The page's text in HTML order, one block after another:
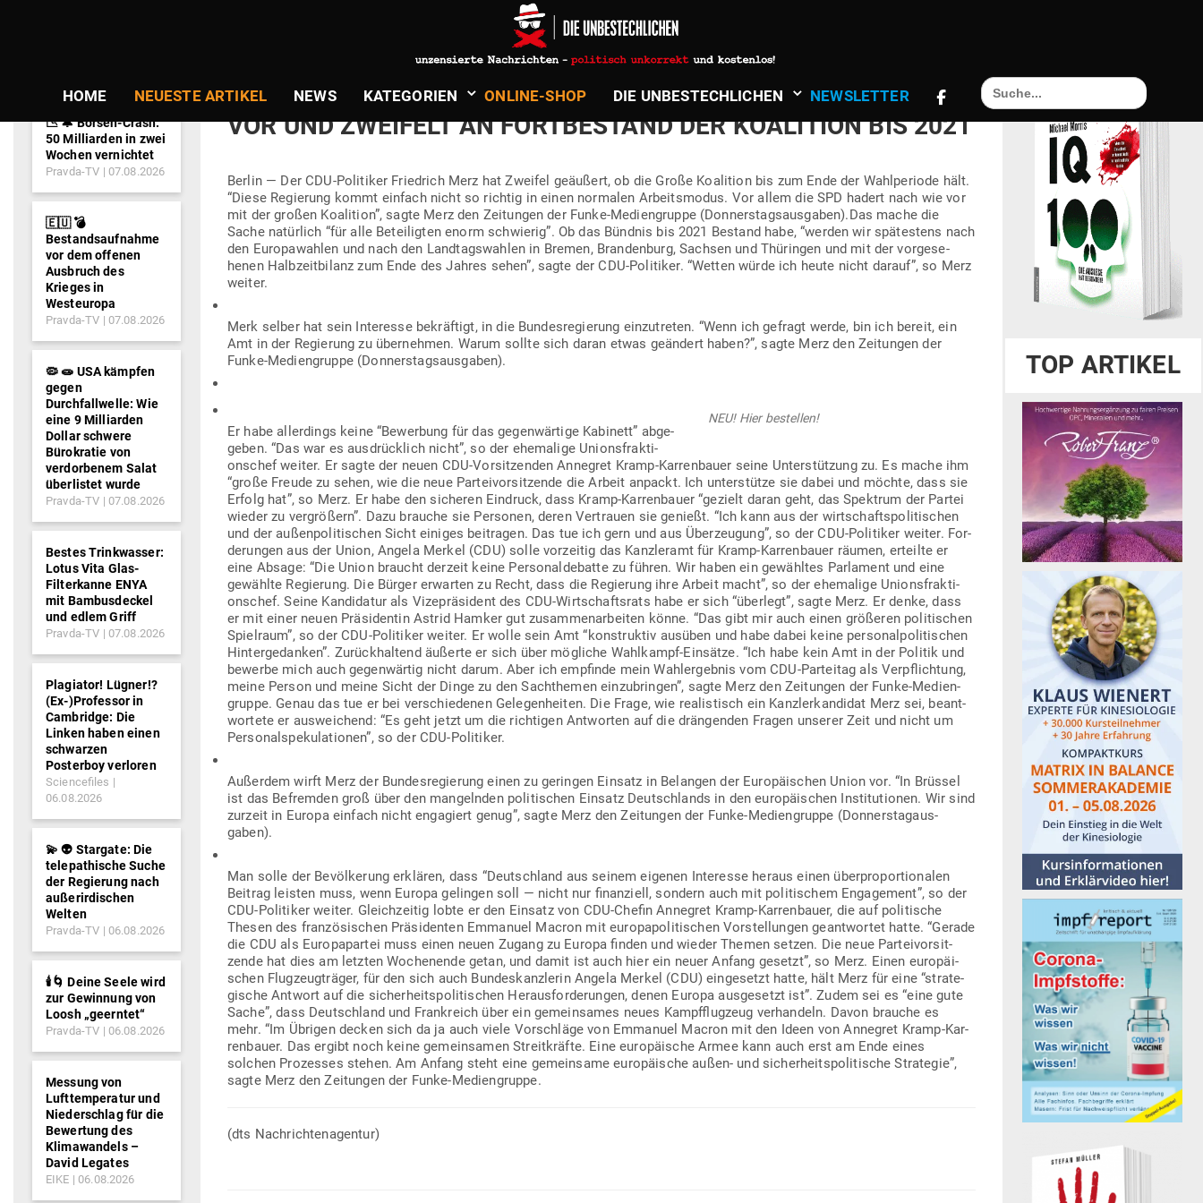
HOME NEUESTE ARTIKEL NEWS KATE­GORIEN ONLINE-SHOP DIE UNBE­STECH­LICHEN NEWS­LETTER
Search
for:
Politik & Aktuelles
MERZ WIFT BUN­DES­RE­GIERUNG MAN­GELNDEN EINSATZ FÜR EU
VOR UND ZWEIFELT AN FORT­BE­STAND DER KOALITION BIS 2021
Berlin — Der CDU-Poli­tiker Friedrich Merz hat Zweifel geäußert, ob die Große Koalition bis zum Ende der Wahl­pe­riode hält.
“Diese Regierung kommt einfach nicht so richtig in einen nor­malen Arbeits­modus. Vor allem die SPD hadert nach wie vor
mit der großen Koalition”, sagte Merz den Zei­tungen der Funke-Medi­en­gruppe (Donnerstagsausgaben).Das mache die
Sache natürlich “für alle Betei­ligten enorm schwierig”. Ob das Bündnis bis 2021 Bestand habe, “werden wir spä­testens nach
den Euro­pa­wahlen und nach den Land­tags­wahlen in Bremen, Bran­denburg, Sachsen und Thü­ringen und mit der vor­ge­se­
henen Halb­zeit­bilanz zum Ende des Jahres sehen”, sagte der CDU-Poli­tiker. “Wetten würde ich heute nicht darauf”, so Merz
weiter.
Merk selber hat sein Interesse bekräftigt, in die Bun­des­re­gierung ein­zu­treten. “Wenn ich gefragt werde, bin ich bereit, ein
Amt in der Regierung zu über­nehmen. Warum sollte sich daran etwas geändert haben?”, sagte Merz den Zei­tungen der
Funke-Medi­en­gruppe (Don­ners­tags­aus­gaben).
NEU! Hier bestellen!
Er habe aller­dings keine “Bewerbung für das gegen­wärtige Kabinett” abge­
geben. “Das war es aus­drücklich nicht”, so der ehe­malige Uni­ons­frak­ti­
onschef weiter. Er sagte der neuen CDU-Vor­sit­zenden Annegret Kramp-Kar­ren­bauer seine Unter­stützung zu. Es mache ihm
“große Freude zu sehen, wie die neue Par­tei­vor­sit­zende die Arbeit anpackt. Ich unter­stütze sie dabei und möchte, dass sie
Erfolg hat”, so Merz. Er habe den sicheren Ein­druck, dass Kramp-Kar­ren­bauer “gezielt daran geht, das Spektrum der Partei
wieder zu ver­größern”. Dazu brauche sie Per­sonen, deren Ver­trauen sie genießt. “Ich kann aus der wirt­schafts­po­li­ti­schen
und der außen­po­li­ti­schen Sicht einiges bei­tragen. Das tue ich gern und aus Über­zeugung”, so der CDU-Poli­tiker weiter. For­
de­rungen aus der Union, Angela Merkel (CDU) solle vor­zeitig das Kanz­leramt für Kramp-Kar­ren­bauer räumen, erteilte er
eine Absage: “Die Union braucht derzeit keine Per­so­nal­de­batte zu führen. Wir haben ein gewähltes Par­lament und eine
gewählte Regierung. Die Bürger erwarten zu Recht, dass die Regierung ihre Arbeit macht”, so der ehe­malige Uni­ons­frak­ti­
onschef. Seine Kan­di­datur als Vize­prä­sident des CDU-Wirt­schaftsrats habe er sich “überlegt”, sagte Merz. Er denke, dass
er mit einer neuen Prä­si­dentin Astrid Hamker gut zusam­men­ar­beiten könne. “Das gibt mir auch einen grö­ßeren poli­ti­schen
Spielraum”, so der CDU-Poli­tiker weiter. Er wolle sein Amt “kon­struktiv ausüben und habe dabei keine per­so­nal­po­li­ti­schen
Hin­ter­ge­danken”. Zurück­haltend äußerte er sich über mög­liche Wahl­kampf-Ein­sätze. “Ich habe kein Amt in der Politik und
bewerbe mich auch gegen­wärtig nicht darum. Aber ich emp­finde mein Wahl­er­gebnis vom CDU-Par­teitag als Ver­pflichtung,
meine Person und meine Sicht der Dinge zu den Sach­themen ein­zu­bringen”, sagte Merz den Zei­tungen der Funke-Medi­en­
gruppe. Genau das tue er bei ver­schie­denen Gele­gen­heiten. Die Frage, wie rea­lis­tisch ein Kanz­ler­kan­didat Merz sei, beant­
wortete er aus­wei­chend: “Es geht jetzt um die rich­tigen Ant­worten auf die drän­genden Fragen unserer Zeit und nicht um
Per­so­nal­spe­ku­la­tionen”, so der CDU-Politiker.
Außerdem wirft Merz der Bun­des­re­gierung einen zu geringen Einsatz in Belangen der Euro­päi­schen Union vor. “In Brüssel
ist das Befremden groß über den man­gelnden poli­ti­schen Einsatz Deutsch­lands in den euro­päi­schen Insti­tu­tionen. Wir sind
zurzeit in Europa einfach nicht enga­giert genug”, sagte Merz den Zei­tungen der Funke-Medi­en­gruppe (Don­ners­tag­aus­
gaben).
Man solle der Bevöl­kerung erklären, dass “Deutschland aus seinem eigenen Interesse heraus einen über­pro­por­tio­nalen
Beitrag leisten muss, wenn Europa gelingen soll — nicht nur finan­ziell, sondern auch mit poli­ti­schem Enga­gement”, so der
CDU-Poli­tiker weiter. Gleich­zeitig lobte er den Einsatz von CDU-Chefin Annegret Kramp-Kar­ren­bauer, die auf poli­tische
Thesen des fran­zö­si­schen Prä­si­denten Emmanuel Macron mit euro­pa­po­li­ti­schen Vor­stel­lungen geant­wortet hatte. “Gerade
die CDU als Euro­pa­partei muss einen neuen Zugang zu Europa finden und wieder Themen setzen. Die neue Par­tei­vor­sit­
zende hat dies am letzten Wochenende getan, und damit ist auch hier ein neuer Anfang gesetzt”, so Merz. Einen euro­päi­
schen Flug­zeug­träger, für den sich auch Bun­des­kanz­lerin Angela Merkel (CDU) ein­ge­setzt hatte, hält Merz für eine “stra­te­
gische Antwort auf die sicher­heits­po­li­ti­schen Her­aus­for­de­rungen, denen Europa aus­ge­setzt ist”. Zudem sei es “eine gute
Sache”, dass Deutschland und Frank­reich über ein gemein­sames neues Kampf­flugzeug ver­handeln. Davon brauche es
mehr. “Im Übrigen decken sich da ja auch viele Vor­schläge von Emmanuel Macron mit den Ideen von Annegret Kramp-Kar­
ren­bauer. Das ergibt noch keine gemein­samen Streit­kräfte. Eine euro­päische Armee kann auch erst am Ende eines
solchen Pro­zesses stehen. Am Anfang steht eine gemeinsame euro­päische außen- und sicher­heits­po­li­tische Stra­tegie”,
sagte Merz den Zei­tungen der Funke-Mediengruppe.
(dts Nach­rich­ten­agentur)
📉 🔔 Börsen-Crash:
50 Milliarden in zwei
Wochen vernichtet
Pravda-TV 07.08.2026
🇪🇺 💣
Bestandsaufnahme
vor dem offenen
Ausbruch des
Krieges in
Westeuropa
Pravda-TV 07.08.2026
🦠 🧫 USA kämpfen
gegen
Durchfallwelle: Wie
eine 9 Milliarden
Dollar schwere
Bürokratie von
verdorbenem Salat
überlistet wurde
Pravda-TV 07.08.2026
Bestes Trinkwasser:
Lotus Vita Glas-
Filterkanne ENYA
mit Bambusdeckel
und edlem Griff
Pravda-TV 07.08.2026
Plagiator! Lügner!?
(Ex-)Professor in
Cambridge: Die
Linken haben einen
schwarzen
Posterboy verloren
Sciencefiles
06.08.2026
💫 👽 Stargate: Die
telepathische Suche
der Regierung nach
außerirdischen
Welten
Pravda-TV 06.08.2026
🕯️🌀 Deine Seele wird
zur Gewinnung von
Loosh „geerntet“
Pravda-TV 06.08.2026
Messung von
Lufttemperatur und
Niederschlag für die
Bewertung des
Klimawandels –
David Legates
EIKE 06.08.2026
TOP ARTIKEL